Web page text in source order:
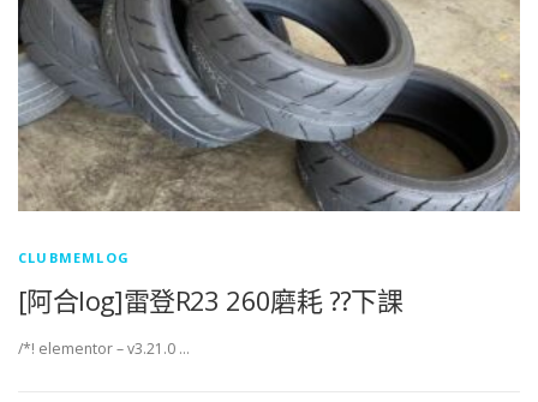
CLUBMEMLOG
[阿合log]雷登R23 260磨耗 ??下課
/*! elementor – v3.21.0 …